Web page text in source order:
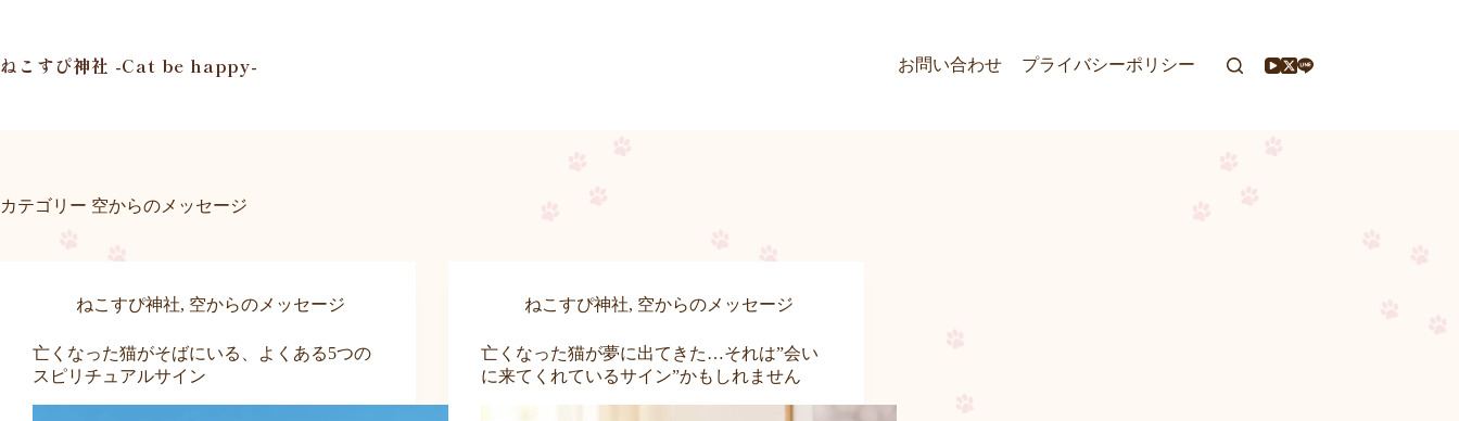
テ
ン
プ
ねこすぴ神社 -Cat be happy- お問い合わせ プライバシーポリシー
カテゴリー 空からのメッセージ
ねこすぴ神社, 空からのメッセージ
亡くなった猫がそばにいる、よくある5つの
スピリチュアルサイン
ねこすぴ神社, 空からのメッセージ
亡くなった猫が夢に出てきた…それは”会い
に来てくれているサイン”かもしれません